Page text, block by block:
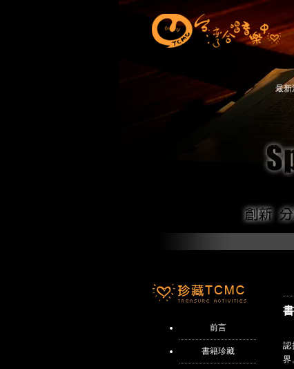
最
前言
書籍珍藏
認
界